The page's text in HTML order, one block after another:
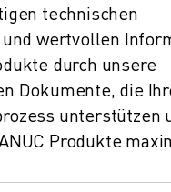
technischen
wertvollen
durch unsere
Dokumente, die
unterstützen
Produkte